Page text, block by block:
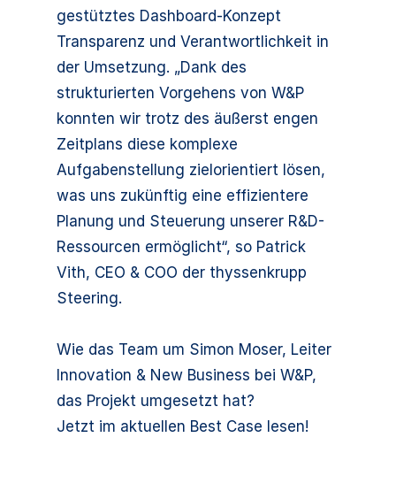
gestütztes Dashboard-Konzept
Transparenz und Verantwortlichkeit in
der Umsetzung. „Dank des
strukturierten Vorgehens von W&P
konnten wir trotz des äußerst engen
Zeitplans diese komplexe
Aufgabenstellung zielorientiert lösen,
was uns zukünftig eine effizientere
Planung und Steuerung unserer R&D-
Ressourcen ermöglicht“, so Patrick
Vith, CEO & COO der thyssenkrupp
Steering.
Wie das Team um Simon Moser, Leiter
Innovation & New Business bei W&P,
das Projekt umgesetzt hat?
Jetzt im aktuellen Best Case lesen!